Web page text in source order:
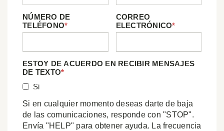
NÚMERO DE
TELÉFONO*
CORREO
ELECTRÓNICO*
ESTOY DE ACUERDO EN RECIBIR MENSAJES
DE TEXTO*
Si
Si en cualquier momento deseas darte de baja
de las comunicaciones, responde con "STOP".
Envía "HELP" para obtener ayuda. La frecuencia